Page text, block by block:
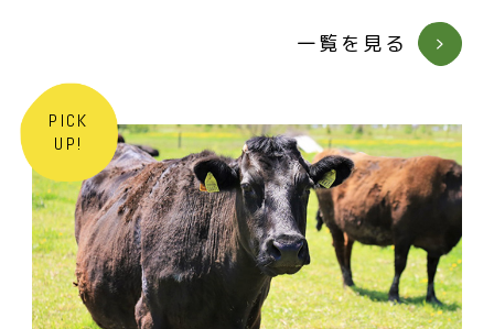
一覧を見る
PICK
UP!